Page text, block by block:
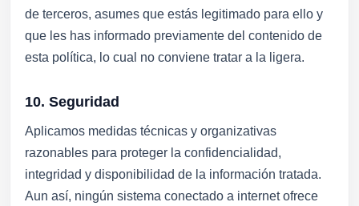
de terceros, asumes que estás legitimado para ello y
que les has informado previamente del contenido de
esta política, lo cual no conviene tratar a la ligera.
10. Seguridad
Aplicamos medidas técnicas y organizativas
razonables para proteger la confidencialidad,
integridad y disponibilidad de la información tratada.
Aun así, ningún sistema conectado a internet ofrece